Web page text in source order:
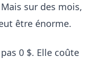
sur des mois,
être énorme.
0 $. Elle coûte